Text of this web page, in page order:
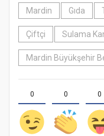
Mardin
Gıda
Çiftçi Sulama
Mardin Büyükşehir
0 0 0